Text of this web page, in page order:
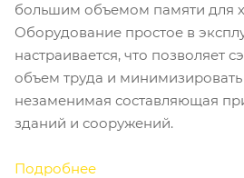
большим объемом памяти для
Оборудование простое в
настраивается, что позволяет
объем труда и
незаменимая составляющая
зданий и сооружений.
Подробнее